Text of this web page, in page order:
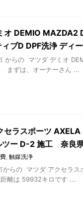
オ DEMIO
ィブD DPF洗浄 ディ
からの マツダ デミオ
まずは、オーナーさん ...
セラスポーツ
ツー D-2 施工 奈良
, 触媒洗浄
からの マツダ アクセラ
離は 59932キロです ...